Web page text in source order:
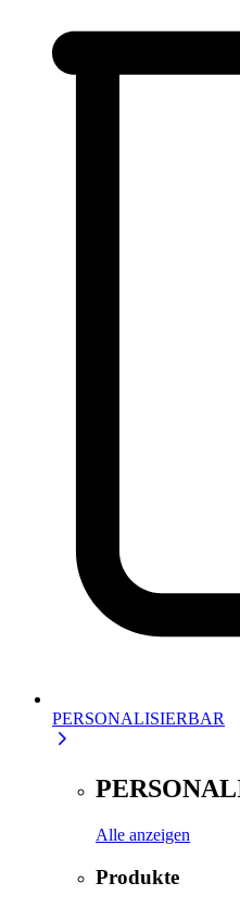
PERSONALISIERBAR
Alle anzeigen
Produkte